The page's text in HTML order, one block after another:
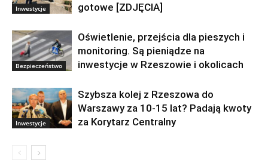
Inwestycje
gotowe [ZDJĘCIA]
Bezpieczeństwo
Oświetlenie, przejścia dla pieszych i
monitoring. Są pieniądze na
inwestycje w Rzeszowie i okolicach
Inwestycje
Szybsza kolej z Rzeszowa do
Warszawy za 10-15 lat? Padają kwoty
za Korytarz Centralny